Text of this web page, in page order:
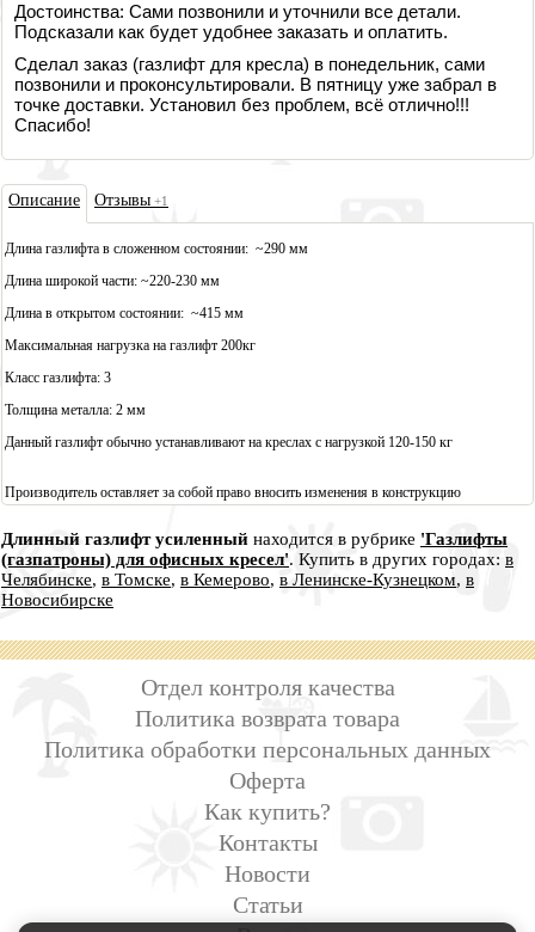
Достоинства: Сами позвонили и уточнили все детали.
Подсказали как будет удобнее заказать и оплатить.
Сделал заказ (газлифт для кресла) в понедельник, сами
позвонили и проконсультировали. В пятницу уже забрал в
точке доставки. Установил без проблем, всё отлично!!!
Спасибо!
Описание Отзывы +1
Длина газлифта в сложенном состоянии: ~290 мм
Длина широкой части: ~220-230 мм
Длина в открытом состоянии: ~415 мм
Максимальная нагрузка на газлифт 200кг
Класс газлифта: 3
Толщина металла: 2 мм
Данный газлифт обычно устанавливают на креслах с нагрузкой 120-150 кг
Производитель оставляет за собой право вносить изменения в конструкцию
Длинный газлифт усиленный находится в рубрике 'Газлифты
(газпатроны) для офисных кресел'. Купить в других городах: в
Челябинске, в Томске, в Кемерово, в Ленинске-Кузнецком, в
Новосибирске
Отдел контроля качества
Политика возврата товара
Политика обработки персональных данных
Оферта
Как купить?
Контакты
Новости
Статьи